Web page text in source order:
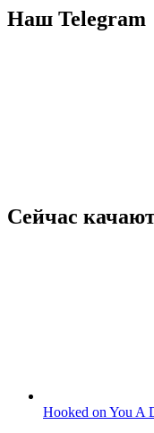
Наш Telegram
Сейчас
Hooked on You A